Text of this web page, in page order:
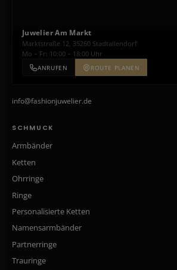
Juwelier Am Markt
Marktstraße 12, 35260 Stadtallendorf
Mo – Fr: 10:00 – 18:00 Uhr
ANRUFEN ROUTE PLANEN
info@fashionjuwelier.de
SCHMUCK
Armbänder
Ketten
Ohrringe
Ringe
Personalisierte Ketten
Namensarmbänder
Partnerringe
Trauringe